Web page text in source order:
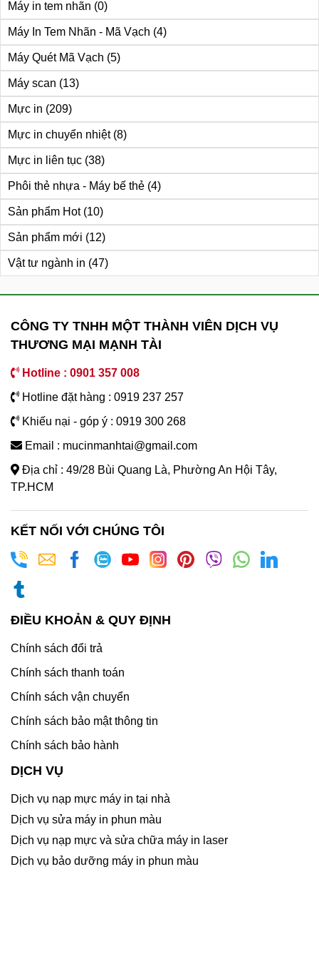
Máy in tem nhãn (0)
Máy In Tem Nhãn - Mã Vạch (4)
Máy Quét Mã Vạch (5)
Máy scan (13)
Mực in (209)
Mực in chuyển nhiệt (8)
Mực in liên tục (38)
Phôi thẻ nhựa - Máy bế thẻ (4)
Sản phẩm Hot (10)
Sản phẩm mới (12)
Vật tư ngành in (47)
CÔNG TY TNHH MỘT THÀNH VIÊN DỊCH VỤ
THƯƠNG MẠI MẠNH TÀI
Hotline : 0901 357 008
Hotline đặt hàng : 0919 237 257
Khiếu nại - góp ý : 0919 300 268
Email : mucinmanhtai@gmail.com
Địa chỉ : 49/28 Bùi Quang Là, Phường An Hội Tây,
TP.HCM
KẾT NỐI VỚI CHÚNG TÔI
ĐIỀU KHOẢN & QUY ĐỊNH
Chính sách đổi trả
Chính sách thanh toán
Chính sách vận chuyển
Chính sách bảo mật thông tin
Chính sách bảo hành
DỊCH VỤ
Dịch vụ nạp mực máy in tại nhà
Dịch vụ sửa máy in phun màu
Dịch vụ nạp mực và sửa chữa máy in laser
Dịch vụ bảo dưỡng máy in phun màu